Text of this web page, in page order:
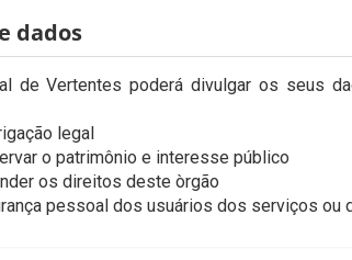
dados
de Vertentes poderá divulgar os seus
legal
o patrimônio e interesse público
os direitos deste òrgão
pessoal dos usuários dos serviços ou